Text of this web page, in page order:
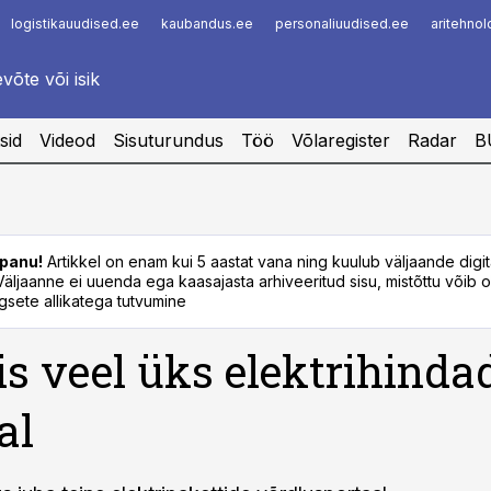
logistikauudised.ee kaubandus.ee personaliuudised.ee
Infopank
Videod Sisuturundus Töö Võlaregister Radar
Artikkel on enam kui 5 aastat vana ning kuulub väljaande
ei uuenda ega kaasajasta arhiveeritud sisu, mistõttu võib
allikatega tutvumine
veel üks